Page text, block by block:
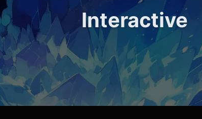
Interactive